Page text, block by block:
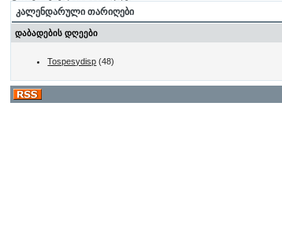
კალენდარული თარიღები
დაბადების დღეები
Tospesydisp (48)